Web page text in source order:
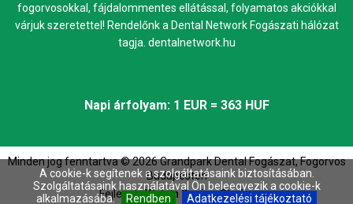
A cookie-k segítenek a szolgáltatásaink biztosításában.
Szolgáltatásaink használatával Ön beleegyezik a cookie-k
alkalmazásába.
Rendben Adatkezelési tájékoztató
fogorvosokkal, fájdalommentes ellátással, folyamatos akciókkal
várjuk szeretettel! Rendelőnk a Dental Network Fogászati hálózat
tagja. dentalnetwork.hu
Napi árfolyam: 1 EUR = 363 HUF
Minden jog fenntartva ©2026Grandpark Dental Fogászat, Fogorvos
Budapesten
Fejleszti:Web `n Design Studio